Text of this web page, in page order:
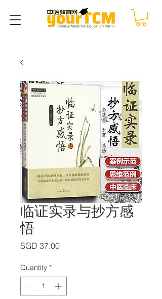
临证实录与抄方感
悟
SGD 37.00Price
Quantity *